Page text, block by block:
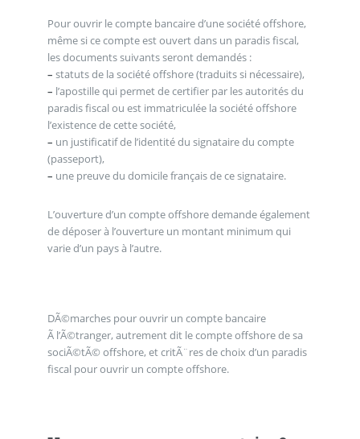
Pour ouvrir le compte bancaire d’une société offshore,
même si ce compte est ouvert dans un paradis fiscal,
les documents suivants seront demandés :
– statuts de la société offshore (traduits si nécessaire),
– l’apostille qui permet de certifier par les autorités du
paradis fiscal ou est immatriculée la société offshore
l’existence de cette société,
– un justificatif de l’identité du signataire du compte
(passeport),
– une preuve du domicile français de ce signataire.
L’ouverture d’un compte offshore demande également
de déposer à l’ouverture un montant minimum qui
varie d’un pays à l’autre.
DÃ©marches pour ouvrir un compte bancaire
Ã l’Ã©tranger, autrement dit le compte offshore de sa
sociÃ©tÃ© offshore, et critÃ¨res de choix d’un paradis
fiscal pour ouvrir un compte offshore.